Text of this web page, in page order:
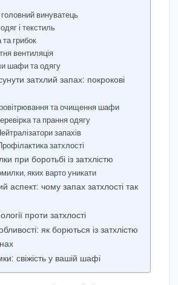
винуватець
і текстиль
та грибок
вентиляція
шафи та одягу
затхлий запах: покрокові
та очищення шафи
та прання одягу
запахів
затхлості
при боротьбі із затхлістю
яких варто уникати
аспект: чому запах затхлості так
проти затхлості
як борються із затхлістю
свіжість у вашій шафі